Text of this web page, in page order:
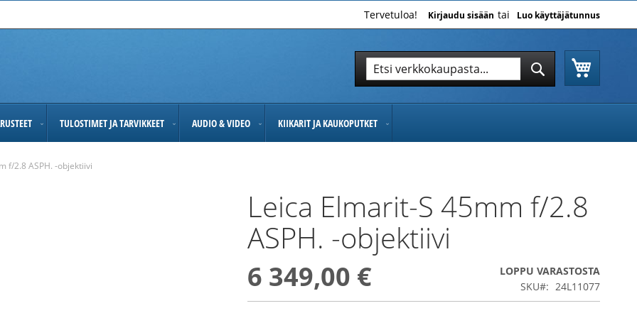
Tervetuloa! Kirjaudu sisään Luo käyttäjätunnus
Hae
TULOSTIMET JA TARVIKKEET AUDIO & VIDEO KIIKARIT JA KAUKOPUTKET
f/2.8 ASPH. -objektiivi
Leica Elmarit-S 45mm f/2.8
ASPH. -objektiivi
6 349,00 €
LOPPU VARASTOSTA
SKU
24L11077